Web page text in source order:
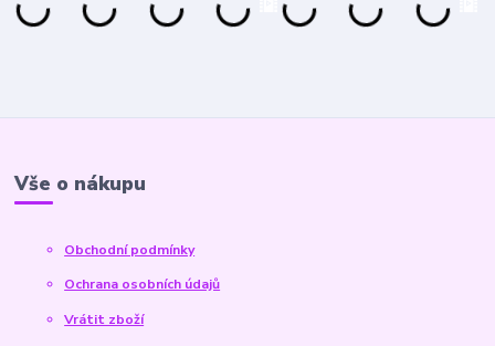
Vše o nákupu
Obchodní podmínky
Ochrana osobních údajů
Vrátit zboží